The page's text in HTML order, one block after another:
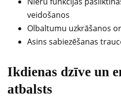
veidošanos
Olbaltumu uzkrāšanos
Asins sabiezēšanas
Ikdienas dzīve un
atbalsts